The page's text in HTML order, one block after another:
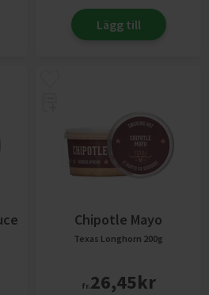
Lägg till
Chipotle Mayo
Texas Longhorn 200g
fr.26,45kr